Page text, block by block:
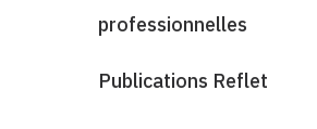
professionnelles
Publications Reflet